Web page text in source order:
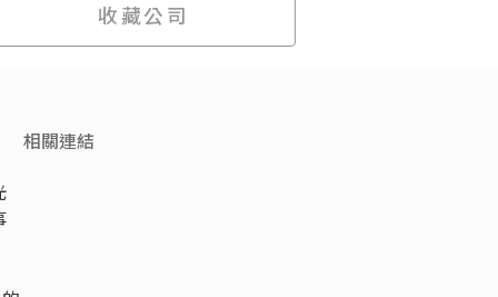
收藏公司
相關連結